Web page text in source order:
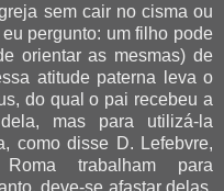
sem cair no cisma ou
pergunto: um filho pode
orientar as mesmas) de
atitude paterna leva o
do qual o pai recebeu a
mas para utilizá-la
como disse D. Lefebvre,
trabalham para
deve-se afastar delas,